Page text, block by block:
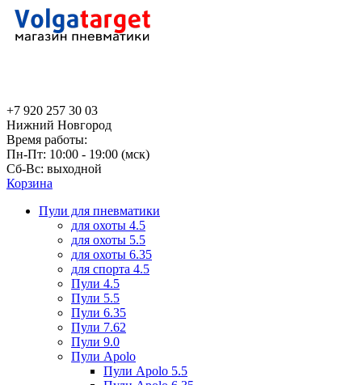
+7 920 257 30 03
Нижний Новгород
Время работы:
Пн-Пт: 10:00 - 19:00 (мск)
Сб-Вс: выходной
Корзина
Пули для пневматики
для охоты 4.5
для охоты 5.5
для охоты 6.35
для спорта 4.5
Пули 4.5
Пули 5.5
Пули 6.35
Пули 7.62
Пули 9.0
Пули Apolo
Пули Apolo 5.5